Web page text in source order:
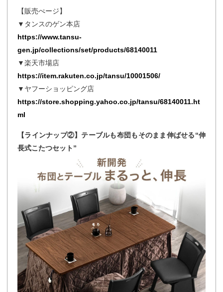
【販売ぺージ】
▼タンスのゲン本店
https://www.tansu-
gen.jp/collections/set/products/68140011
▼楽天市場店
https://item.rakuten.co.jp/tansu/10001506/
▼ヤフーショッピング店
https://store.shopping.yahoo.co.jp/tansu/68140011.ht
ml
【ラインナップ②】テーブルも布団もそのまま伸ばせる“伸
長式こたつセット”